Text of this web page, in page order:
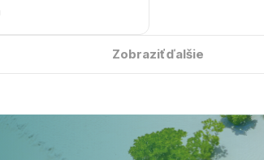
na ktorý budeme
dostalo najviac: ​Skvelé
Zobraziť ďalšie